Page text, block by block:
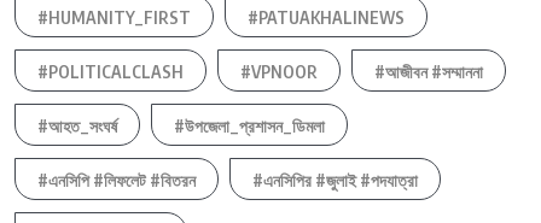
#HUMANITY_FIRST #PATUAKHALINEWS
#POLITICALCLASH #VPNOOR #আজীবন #সম্মাননা
#আহত_সংঘর্ষ #উপজেলা_প্রশাসন_ডিমলা
#এনসিপি #লিফলেট #বিতরন #এনসিপির #জুলাই #পদযাত্রা